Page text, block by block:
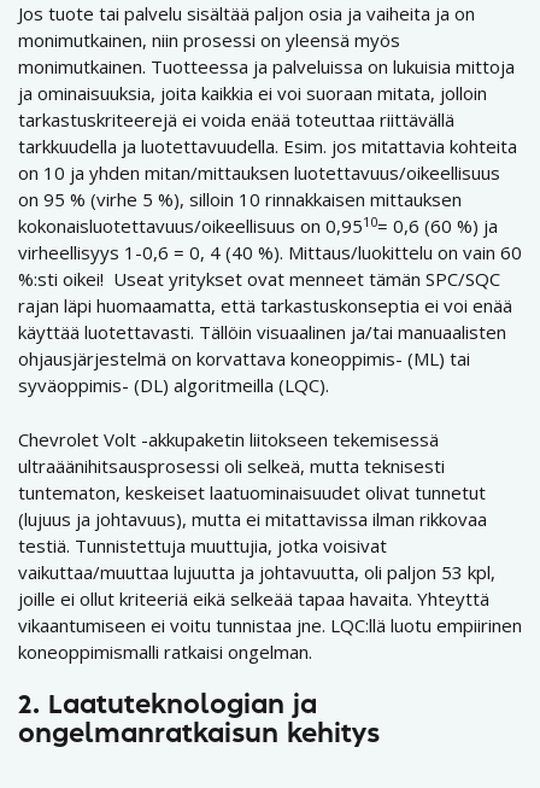
Jos tuote tai palvelu sisältää paljon osia ja vaiheita ja on
monimutkainen, niin prosessi on yleensä myös
monimutkainen. Tuotteessa ja palveluissa on lukuisia mittoja
ja ominaisuuksia, joita kaikkia ei voi suoraan mitata, jolloin
tarkastuskriteerejä ei voida enää toteuttaa riittävällä
tarkkuudella ja luotettavuudella. Esim. jos mitattavia kohteita
on 10 ja yhden mitan/mittauksen luotettavuus/oikeellisuus
on 95 % (virhe 5 %), silloin 10 rinnakkaisen mittauksen
kokonaisluotettavuus/oikeellisuus on 0,9510= 0,6 (60 %) ja
virheellisyys 1-0,6 = 0, 4 (40 %). Mittaus/luokittelu on vain 60
%:sti oikei! Useat yritykset ovat menneet tämän SPC/SQC
rajan läpi huomaamatta, että tarkastuskonseptia ei voi enää
käyttää luotettavasti. Tällöin visuaalinen ja/tai manuaalisten
ohjausjärjestelmä on korvattava koneoppimis- (ML) tai
syväoppimis- (DL) algoritmeilla (LQC).
Chevrolet Volt -akkupaketin liitokseen tekemisessä
ultraäänihitsausprosessi oli selkeä, mutta teknisesti
tuntematon, keskeiset laatuominaisuudet olivat tunnetut
(lujuus ja johtavuus), mutta ei mitattavissa ilman rikkovaa
testiä. Tunnistettuja muuttujia, jotka voisivat
vaikuttaa/muuttaa lujuutta ja johtavuutta, oli paljon 53 kpl,
joille ei ollut kriteeriä eikä selkeää tapaa havaita. Yhteyttä
vikaantumiseen ei voitu tunnistaa jne. LQC:llä luotu empiirinen
koneoppimismalli ratkaisi ongelman.
2. Laatuteknologian ja
ongelmanratkaisun kehitys